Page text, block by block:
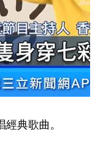
典歌曲。